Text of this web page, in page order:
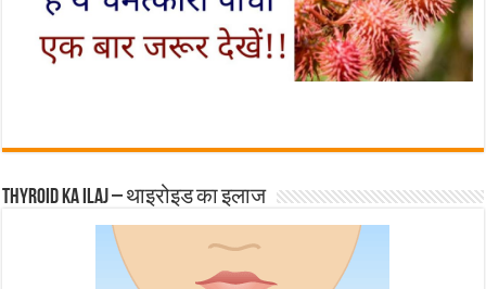
Thyroid ka ilaj – थाइरोइड का इलाज